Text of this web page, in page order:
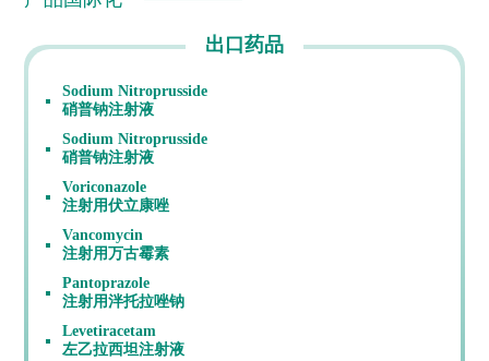
出口药品
Sodium Nitroprusside
硝普钠注射液
Sodium Nitroprusside
硝普钠注射液
Voriconazole
注射用伏立康唑
Vancomycin
注射用万古霉素
Pantoprazole
注射用泮托拉唑钠
Levetiracetam
左乙拉西坦注射液